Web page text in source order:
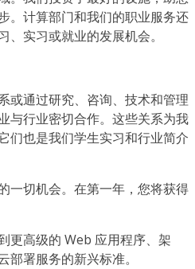
。计算部门和我们的职业服务还
实习或就业的发展机会。
或通过研究、咨询、技术和管理
与行业密切合作。这些关系为我
们也是我们学生实习和行业简介
一切机会。在第一年，您将获得
更高级的 Web 应用程序、架
署服务的新兴标准。